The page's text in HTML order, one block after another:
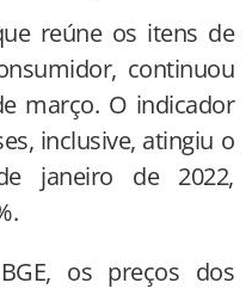
reúne os itens de
continuou
março. O indicador
inclusive, atingiu o
janeiro de 2022,
os preços dos